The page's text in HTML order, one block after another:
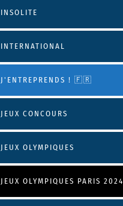
INSOLITE
INTERNATIONAL
J'ENTREPRENDS ! 🇫🇷
JEUX CONCOURS
JEUX OLYMPIQUES
JEUX OLYMPIQUES PARIS 2024